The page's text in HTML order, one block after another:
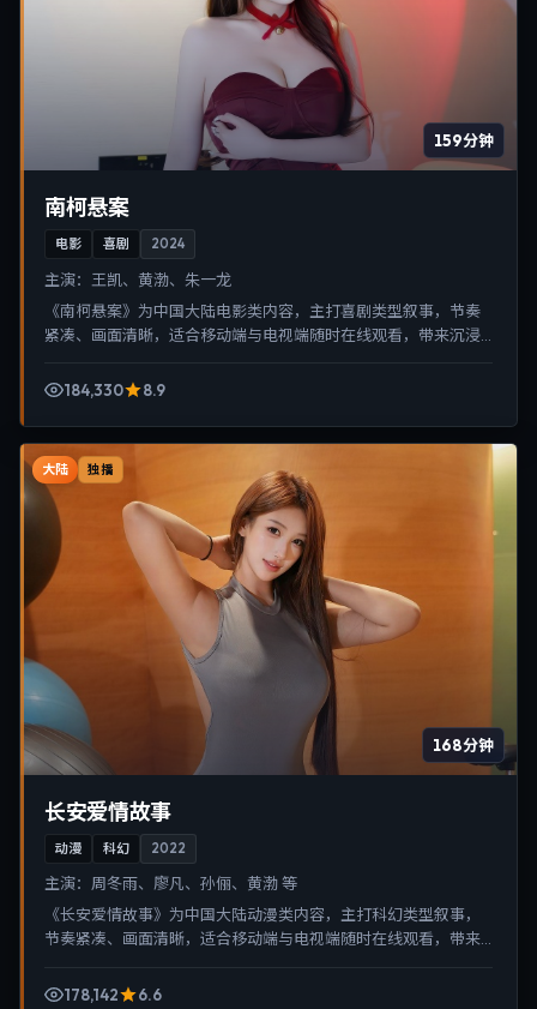
159分钟
南柯悬案
电影 喜剧 2024
主演： 王凯、黄渤、朱一龙
《南柯悬案》为中国大陆电影类内容，主打喜剧类型叙事，节奏
紧凑、画面清晰，适合移动端与电视端随时在线观看，带来沉浸
184,330
8.9
大陆 独播
168分钟
长安爱情故事
动漫 科幻 2022
主演： 周冬雨、廖凡、孙俪、黄渤 等
《长安爱情故事》为中国大陆动漫类内容，主打科幻类型叙事，
节奏紧凑、画面清晰，适合移动端与电视端随时在线观看，带来
178,142
6.6